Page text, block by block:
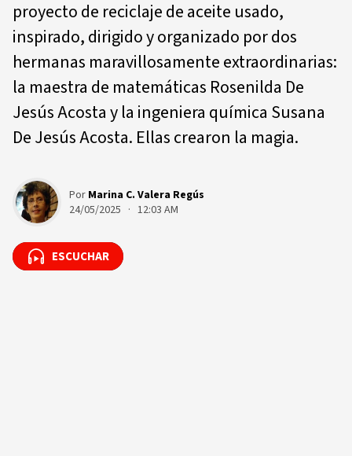
proyecto de reciclaje de aceite usado,
inspirado, dirigido y organizado por dos
hermanas maravillosamente extraordinarias:
la maestra de matemáticas Rosenilda De
Jesús Acosta y la ingeniera química Susana
De Jesús Acosta. Ellas crearon la magia.
Por Marina C. Valera Regús
24/05/2025 · 12:03 AM
ESCUCHAR
ESCUCHAR